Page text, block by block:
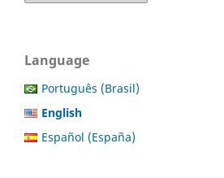
Language
Português (Brasil)
English
Español (España)